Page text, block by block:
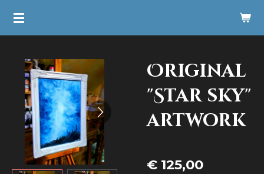
Ga
hoofdinhoud
Original
"Star sky"
artwork
€ 125,00